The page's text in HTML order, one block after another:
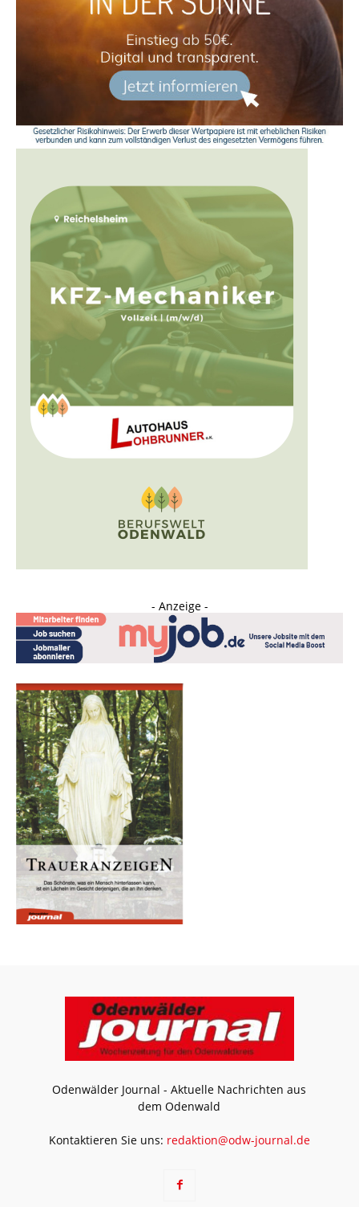
- Anzeige -
Odenwälder Journal - Aktuelle Nachrichten aus
dem Odenwald
Kontaktieren Sie uns: redaktion@odw-journal.de